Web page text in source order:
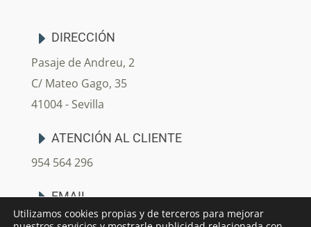
DIRECCIÓN
Pasaje de Andreu, 2
C/ Mateo Gago, 35
41004 - Sevilla
ATENCIÓN AL CLIENTE
954 564 296
EMAIL
info@arjedecoracion.com
Utilizamos cookies propias y de terceros para mejorar